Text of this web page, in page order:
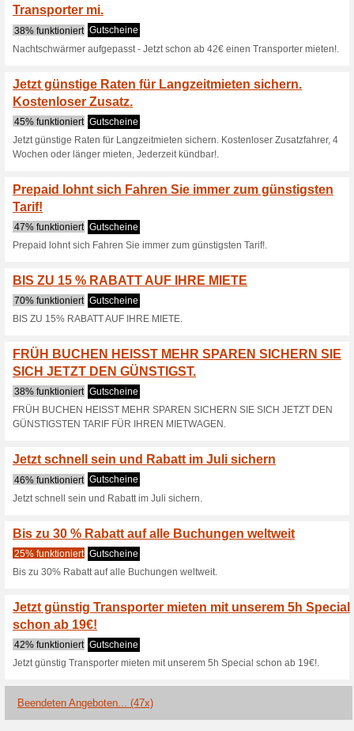
Rabatt!
TIPP: SIXT
Rabatt erha
100% funktioniert
TIPP: SIXT Kundenkarte
rent a car und SIXT rent a
SIXT Angebot:
Schon ab 4
100% funktioniert
Nachtschwärmer
Spanien schon ab
Tag
39% funktioniert Gutscheine